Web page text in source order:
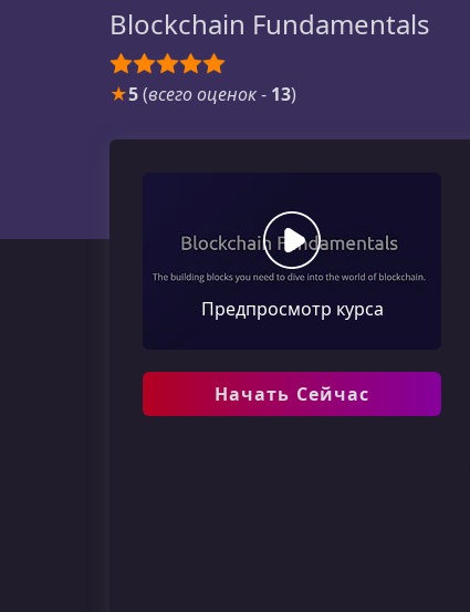
Blockchain Fundamentals
★5(всего оценок- 13)
Предпросмотр курса
Начать Сейчас